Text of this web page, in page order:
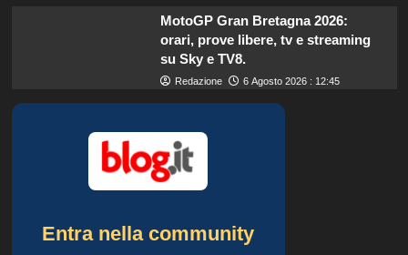
MotoGP Gran Bretagna 2026:
orari, prove libere, tv e streaming
su Sky e TV8.
Redazione 6 Agosto 2026 : 12:45
Entra nella community